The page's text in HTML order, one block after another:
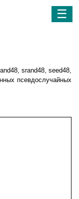
☰
srand48, seed48,
псевдослучайных